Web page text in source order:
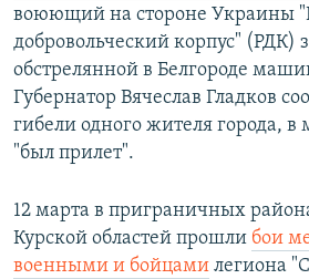
воюющий на стороне Украины
добровольческий корпус" (РДК)
обстрелянной в Белгороде
Губернатор Вячеслав Гладков
гибели одного жителя города,
"был прилет".
12 марта в приграничных
Курской областей прошли бои
военными и бойцами легиона